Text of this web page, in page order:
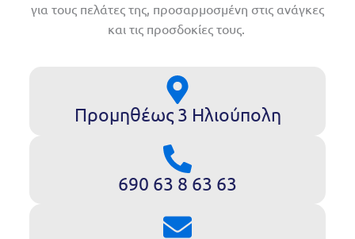
για τους πελάτες της, προσαρμοσμένη στις ανάγκες
και τις προσδοκίες τους.
Προμηθέως 3 Ηλιούπολη
690 63 8 63 63